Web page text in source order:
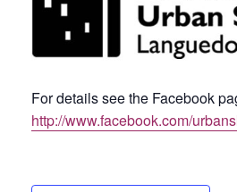
For details see the Facebook
http://www.facebook.com/